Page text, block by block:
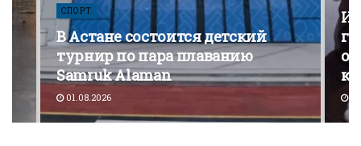
СПОРТ
В Астане состоится детский
турнир по пара плаванию
Samruk Alaman
01.08.2026